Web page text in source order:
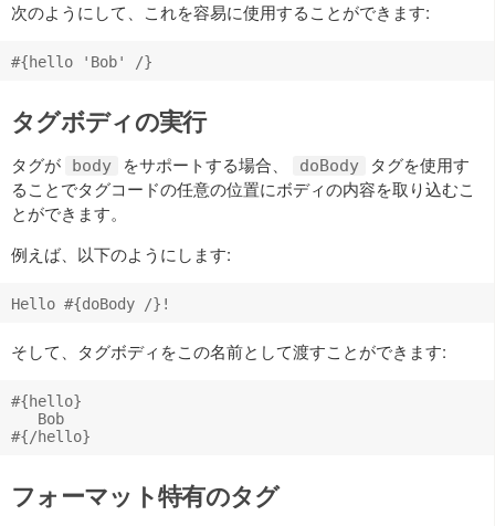
次のようにして、これを容易に使用することができます:
タグボディの実行
タグが body をサポートする場合、 doBody
タグを使用す
ることでタグコードの任意の位置にボディの内容を取り込むこ
とができます。
例えば、以下のようにします:
そして、タグボディをこの名前として渡すことができます:
#{hello}
   Bob
フォーマット特有のタグ